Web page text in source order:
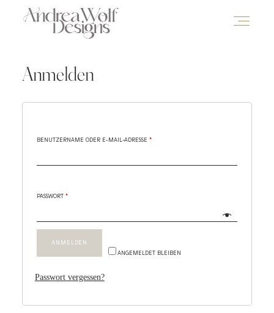
Anmelden
BENUTZERNAME ODER E-MAIL-ADRESSE *
PASSWORT *
ANGEMELDET BLEIBEN
ANMELDEN
Passwort vergessen?